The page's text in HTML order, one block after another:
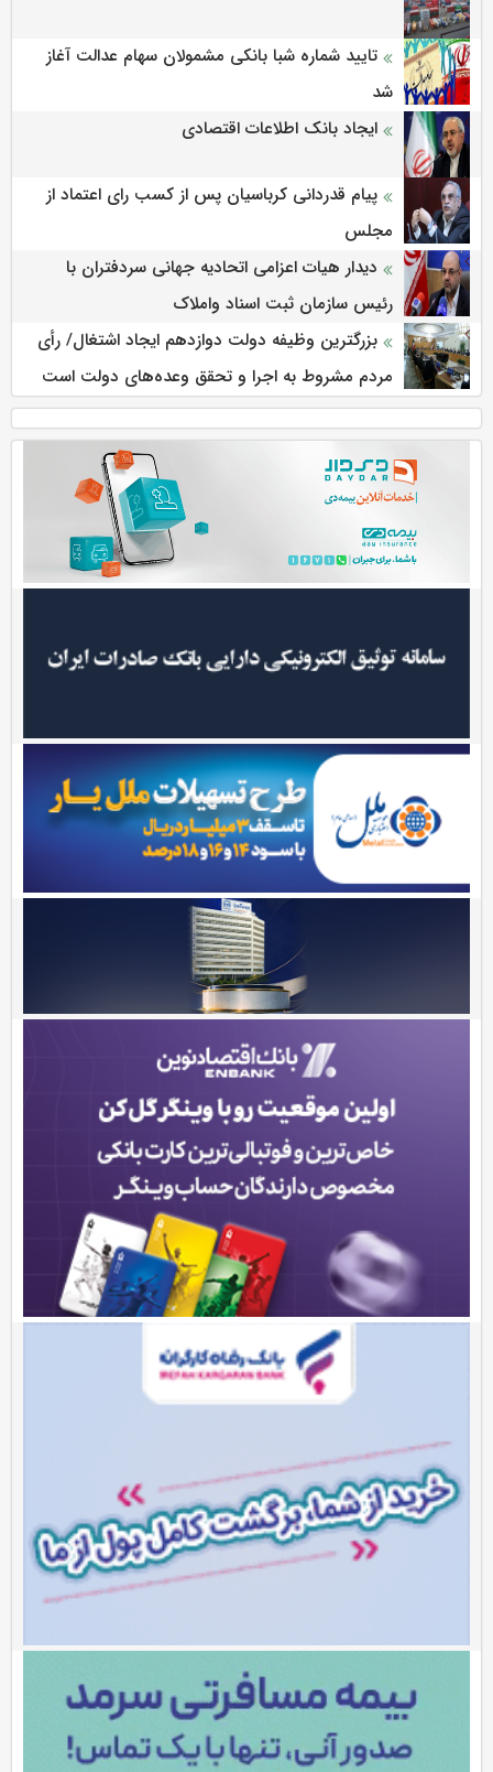
تایید شماره شبا بانکی مشمولان سهام عدالت آغاز
شد
ایجاد بانک اطلاعات اقتصادی
پیام قدردانی کرباسیان پس از کسب رای اعتماد از
مجلس
دیدار هیات اعزامی اتحادیه جهانی سردفتران با
رئیس سازمان ثبت اسناد واملاک
بزرگترین وظیفه دولت دوازدهم ایجاد اشتغال/ رأی
مردم مشروط به اجرا و تحقق وعده‌های دولت است